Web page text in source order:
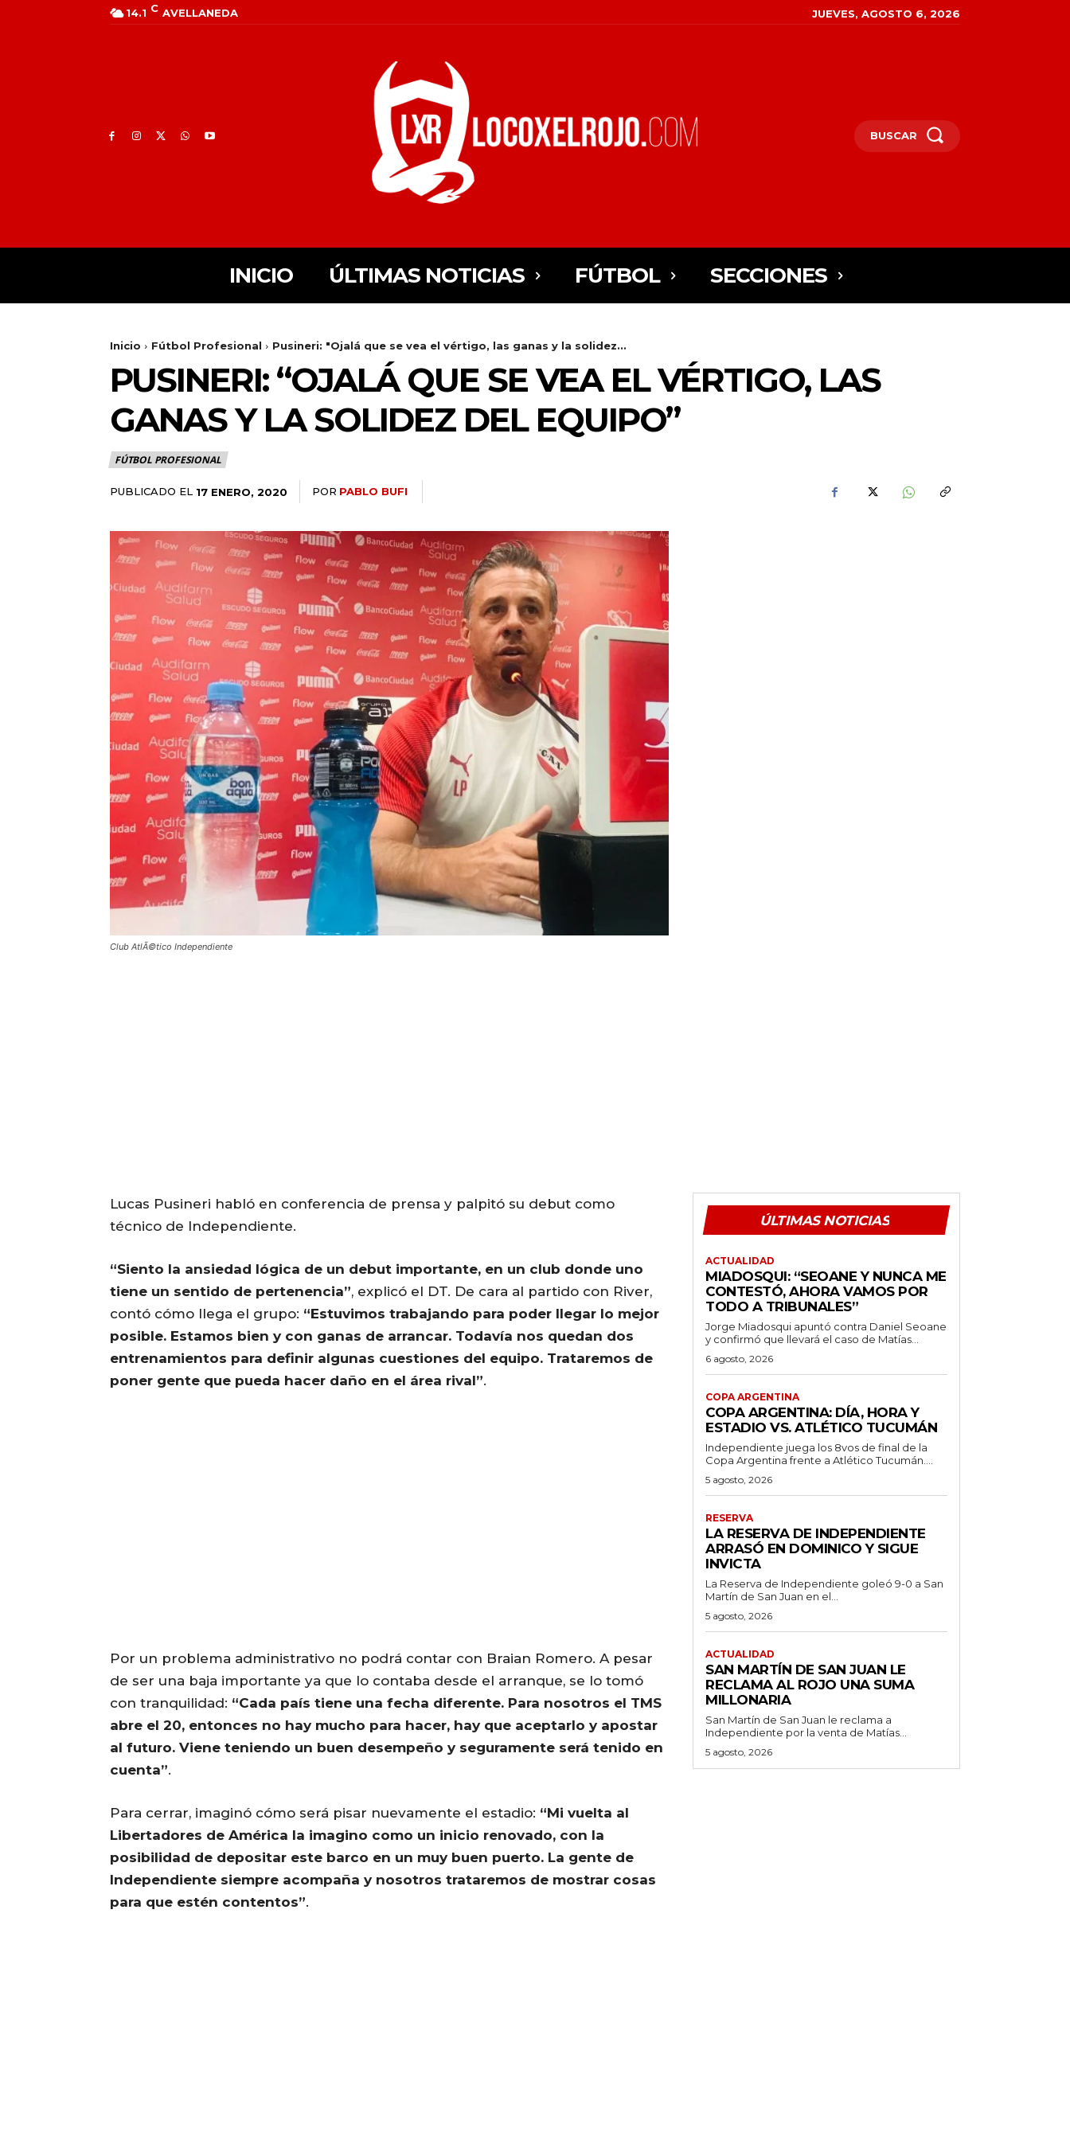
14.1 C AVELLANEDA JUEVES, AGOSTO 6, 2026
BUSCAR
INICIO ÚLTIMAS NOTICIAS FÚTBOL SECCIONES
Inicio Fútbol Profesional Pusineri: "Ojalá que se vea el vértigo, las ganas y la solidez...
PUSINERI: “OJALÁ QUE SE VEA EL VÉRTIGO, LAS
GANAS Y LA SOLIDEZ DEL EQUIPO”
FÚTBOL PROFESIONAL
PUBLICADO EL 17 ENERO, 2020 POR PABLO BUFI
Club AtlÃ©tico Independiente
Lucas Pusineri habló en conferencia de prensa y palpitó su debut como
técnico de Independiente.
“Siento la ansiedad lógica de un debut importante, en un club donde uno
tiene un sentido de pertenencia”, explicó el DT. De cara al partido con River,
contó cómo llega el grupo: “Estuvimos trabajando para poder llegar lo mejor
posible. Estamos bien y con ganas de arrancar. Todavía nos quedan dos
entrenamientos para definir algunas cuestiones del equipo. Trataremos de
poner gente que pueda hacer daño en el área rival”.
Por un problema administrativo no podrá contar con Braian Romero. A pesar
de ser una baja importante ya que lo contaba desde el arranque, se lo tomó
con tranquilidad: “Cada país tiene una fecha diferente. Para nosotros el TMS
abre el 20, entonces no hay mucho para hacer, hay que aceptarlo y apostar
al futuro. Viene teniendo un buen desempeño y seguramente será tenido en
cuenta”.
Para cerrar, imaginó cómo será pisar nuevamente el estadio: “Mi vuelta al
Libertadores de América la imagino como un inicio renovado, con la
posibilidad de depositar este barco en un muy buen puerto. La gente de
Independiente siempre acompaña y nosotros trataremos de mostrar cosas
para que estén contentos”.
ÚLTIMAS NOTICIAS
ACTUALIDAD
MIADOSQUI: “SEOANE Y NUNCA ME
CONTESTÓ, AHORA VAMOS POR
TODO A TRIBUNALES”
Jorge Miadosqui apuntó contra Daniel Seoane
y confirmó que llevará el caso de Matías...
6 agosto, 2026
COPA ARGENTINA
COPA ARGENTINA: DÍA, HORA Y
ESTADIO VS. ATLÉTICO TUCUMÁN
Independiente juega los 8vos de final de la
Copa Argentina frente a Atlético Tucumán....
5 agosto, 2026
RESERVA
LA RESERVA DE INDEPENDIENTE
ARRASÓ EN DOMINICO Y SIGUE
INVICTA
La Reserva de Independiente goleó 9-0 a San
Martín de San Juan en el...
5 agosto, 2026
ACTUALIDAD
SAN MARTÍN DE SAN JUAN LE
RECLAMA AL ROJO UNA SUMA
MILLONARIA
San Martín de San Juan le reclama a
Independiente por la venta de Matías...
5 agosto, 2026